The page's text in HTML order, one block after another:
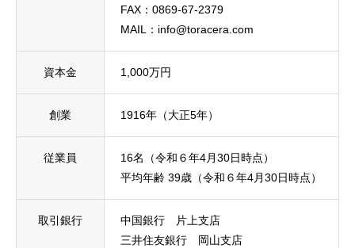
FAX：0869-67-2379
MAIL：info@toracera.com
資本金 1,000万円
創業 1916年（大正5年）
従業員 16名（令和６年4月30日時点）
平均年齢 39歳（令和６年4月30日時点）
取引銀行
中国銀行 片上支店
三井住友銀行 岡山支店